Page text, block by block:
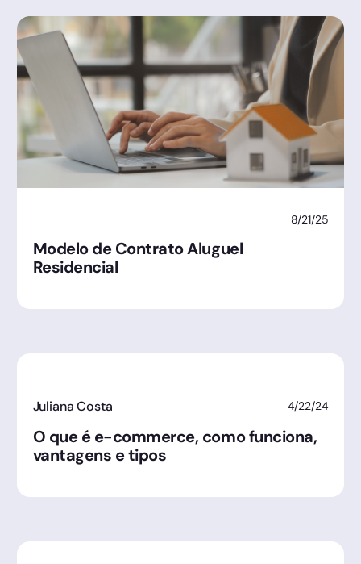
8/21/25
Modelo de Contrato Aluguel
Residencial
Juliana Costa 4/22/24
O que é e-commerce, como funciona,
vantagens e tipos